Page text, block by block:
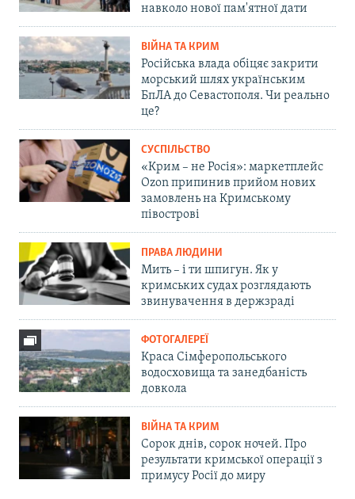
навколо нової пам'ятної дати
ВІЙНА ТА КРИМ
Російська влада обіцяє закрити
морський шлях українським
БпЛА до Севастополя. Чи реально
це?
СУСПІЛЬСТВО
«Крим – не Росія»: маркетплейс
Ozon припинив прийом нових
замовлень на Кримському
півострові
ПРАВА ЛЮДИНИ
Мить – і ти шпигун. Як у
кримських судах розглядають
звинувачення в держзраді
ФОТОГАЛЕРЕЇ
Краса Сімферопольського
водосховища та занедбаність
довкола
ВІЙНА ТА КРИМ
Сорок днів, сорок ночей. Про
результати кримської операції з
примусу Росії до миру